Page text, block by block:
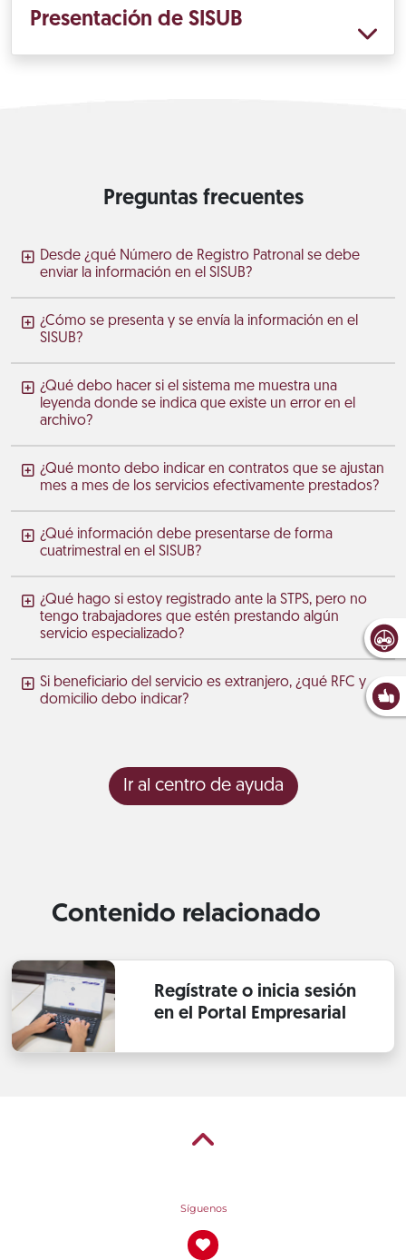
Presentación de SISUB
Preguntas frecuentes
Desde ¿qué Número de Registro Patronal se debe
enviar la información en el SISUB?
¿Cómo se presenta y se envía la información en el
SISUB?
¿Qué debo hacer si el sistema me muestra una
leyenda donde se indica que existe un error en el
archivo?
¿Qué monto debo indicar en contratos que se ajustan
mes a mes de los servicios efectivamente prestados?
¿Qué información debe presentarse de forma
cuatrimestral en el SISUB?
¿Qué hago si estoy registrado ante la STPS, pero no
tengo trabajadores que estén prestando algún
servicio especializado?
Si beneficiario del servicio es extranjero, ¿qué RFC y
domicilio debo indicar?
Ir al centro de ayuda
Contenido relacionado
Regístrate o inicia sesión
en el Portal Empresarial
Síguenos